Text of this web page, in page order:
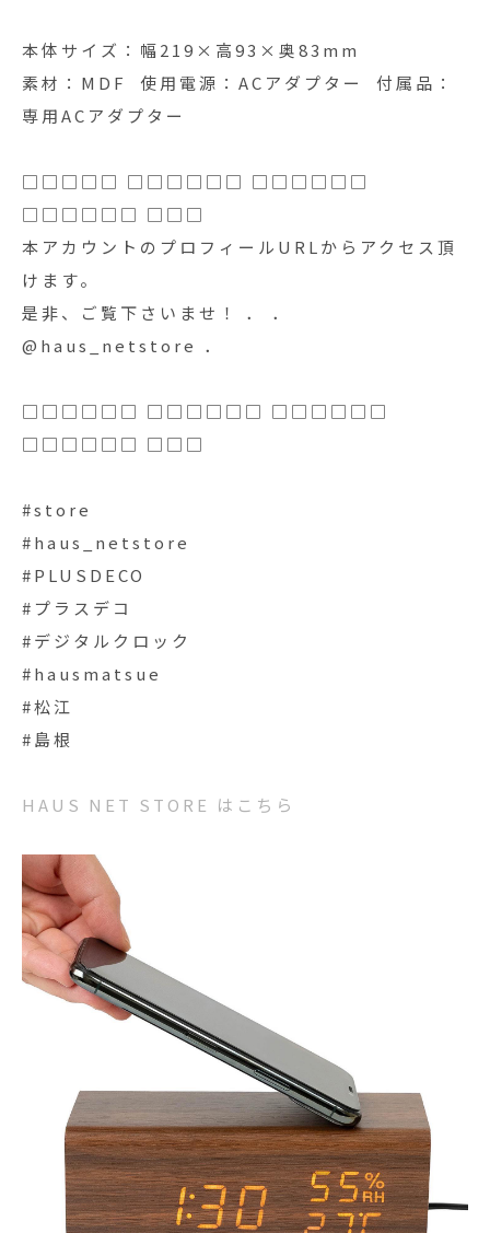
本体サイズ：幅219×高93×奥83mm
素材：MDF 使用電源：ACアダプター 付属品：
専用ACアダプター
□□□□□ □□□□□□ □□□□□□
□□□□□□ □□□
本アカウントのプロフィールURLからアクセス頂
けます。
是非、ご覧下さいませ！ ． ．
@haus_netstore ．
□□□□□□ □□□□□□ □□□□□□
□□□□□□ □□□
#store
#haus_netstore
#PLUSDECO
#プラスデコ
#デジタルクロック
#hausmatsue
#松江
#島根
HAUS NET STORE はこちら